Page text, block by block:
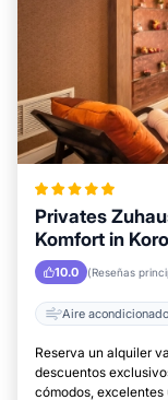
Privates
Komfort in
10.0 (Reseñas
Aire acondicionado
Reserva un alquiler
descuentos
cómodos,